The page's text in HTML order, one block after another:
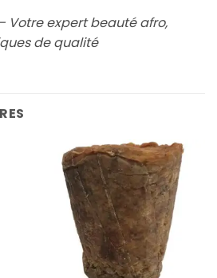
Votre expert beauté afro,
de qualité